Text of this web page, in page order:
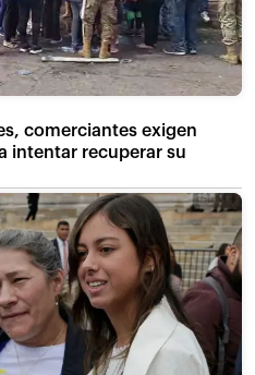
comerciantes exigen
intentar recuperar su